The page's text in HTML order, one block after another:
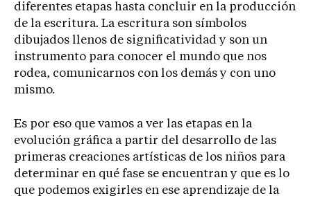
diferentes etapas hasta concluir en la producción
de la escritura. La escritura son símbolos
dibujados llenos de significatividad y son un
instrumento para conocer el mundo que nos
rodea, comunicarnos con los demás y con uno
mismo.
Es por eso que vamos a ver las etapas en la
evolución gráfica a partir del desarrollo de las
primeras creaciones artísticas de los niños para
determinar en qué fase se encuentran y que es lo
que podemos exigirles en ese aprendizaje de la